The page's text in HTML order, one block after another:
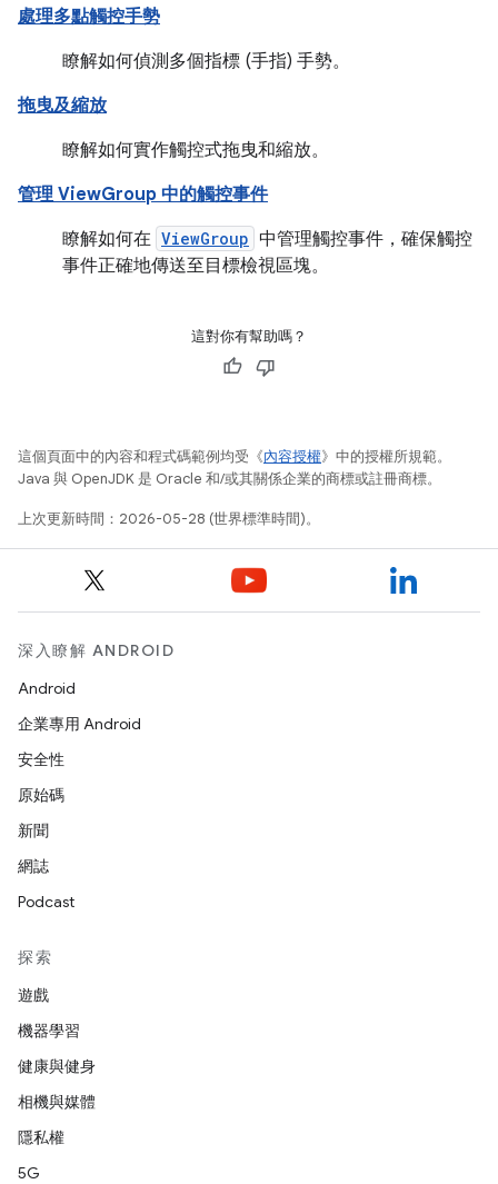
處理多點觸控手勢
瞭解如何偵測多個指標 (手指) 手勢。
拖曳及縮放
瞭解如何實作觸控式拖曳和縮放。
管理 ViewGroup 中的觸控事件
瞭解如何在 ViewGroup 中管理觸控事件，確保觸控
事件正確地傳送至目標檢視區塊。
這對你有幫助嗎？
這個頁面中的內容和程式碼範例均受《內容授權》中的授權所規範。
Java 與 OpenJDK 是 Oracle 和/或其關係企業的商標或註冊商標。
上次更新時間：2026-05-28 (世界標準時間)。
深入瞭解 ANDROID
Android
企業專用 Android
安全性
原始碼
新聞
網誌
Podcast
探索
遊戲
機器學習
健康與健身
相機與媒體
隱私權
5G